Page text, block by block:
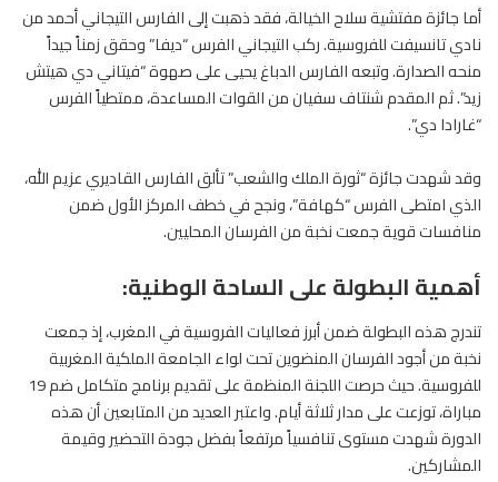
أما جائزة مفتشية سلاح الخيالة، فقد ذهبت إلى الفارس التيجاني أحمد من
نادي تانسيفت للفروسية. ركب التيجاني الفرس “ديفا” وحقق زمناً جيداً
منحه الصدارة. وتبعه الفارس الدباغ يحيى على صهوة “فيتاني دي هيتش
زيد”. ثم المقدم شنتاف سفيان من القوات المساعدة، ممتطياً الفرس
“غارادا دي”.
وقد شهدت جائزة “ثورة الملك والشعب” تألق الفارس القاديري عزيم الله،
الذي امتطى الفرس “كهافة”، ونجح في خطف المركز الأول ضمن
منافسات قوية جمعت نخبة من الفرسان المحليين.
أهمية البطولة على الساحة الوطنية:
تندرج هذه البطولة ضمن أبرز فعاليات الفروسية في المغرب، إذ جمعت
نخبة من أجود الفرسان المنضوين تحت لواء الجامعة الملكية المغربية
للفروسية. حيث حرصت اللجنة المنظمة على تقديم برنامج متكامل ضم 19
مباراة، توزعت على مدار ثلاثة أيام. واعتبر العديد من المتابعين أن هذه
الدورة شهدت مستوى تنافسياً مرتفعاً بفضل جودة التحضير وقيمة
المشاركين.